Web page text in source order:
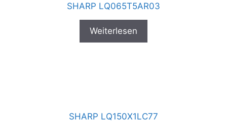
SHARP LQ065T5AR03
Weiterlesen
SHARP LQ150X1LC77